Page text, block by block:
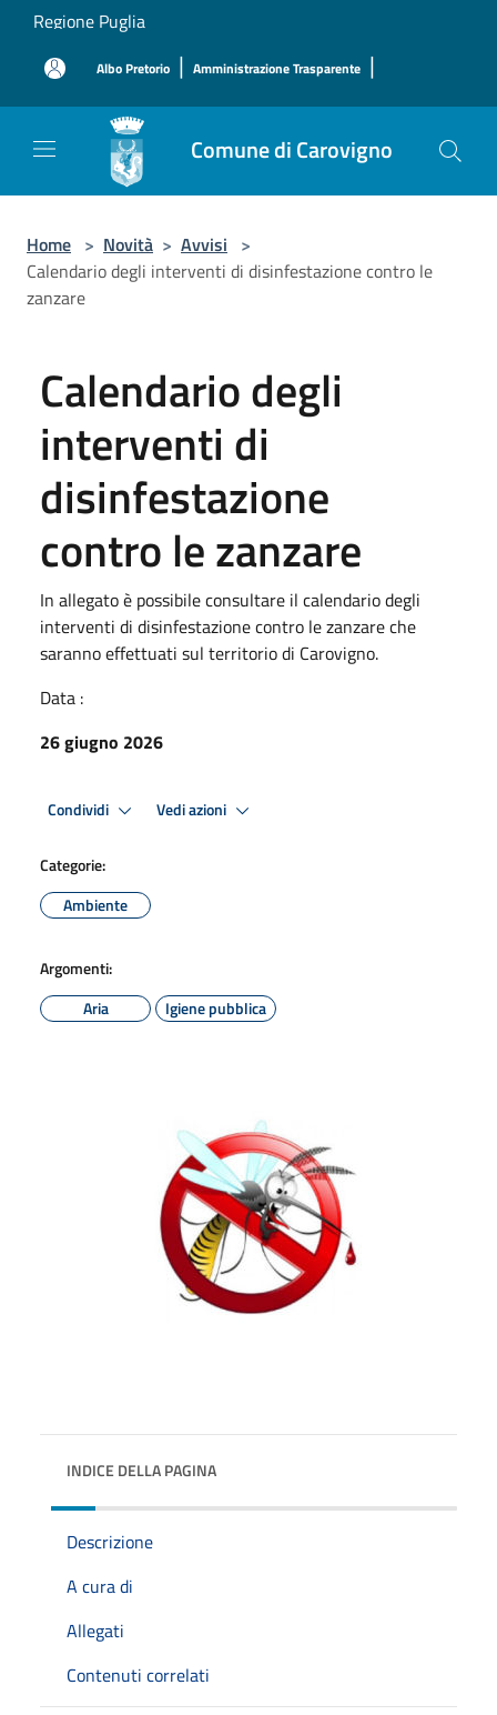
Salta al contenuto principale
Regione Puglia
Albo Pretorio | Amministrazione Trasparente |
Comune di Carovigno
Home > Novità > Avvisi >
Calendario degli interventi di disinfestazione contro le
zanzare
Calendario degli
interventi di
disinfestazione
contro le zanzare
In allegato è possibile consultare il calendario degli
interventi di disinfestazione contro le zanzare che
saranno effettuati sul territorio di Carovigno.
Data :
26 giugno 2026
Condividi Vedi azioni
Categorie:
Ambiente
Argomenti:
Aria
Igiene pubblica
INDICE DELLA PAGINA
Descrizione
A cura di
Allegati
Contenuti correlati